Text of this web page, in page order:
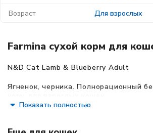
Возраст
Для взрослых
Farmina сухой корм для
N&D Cat Lamb & Blueberry Adult
Ягненок, черника. Полнорационный
Показать полностью